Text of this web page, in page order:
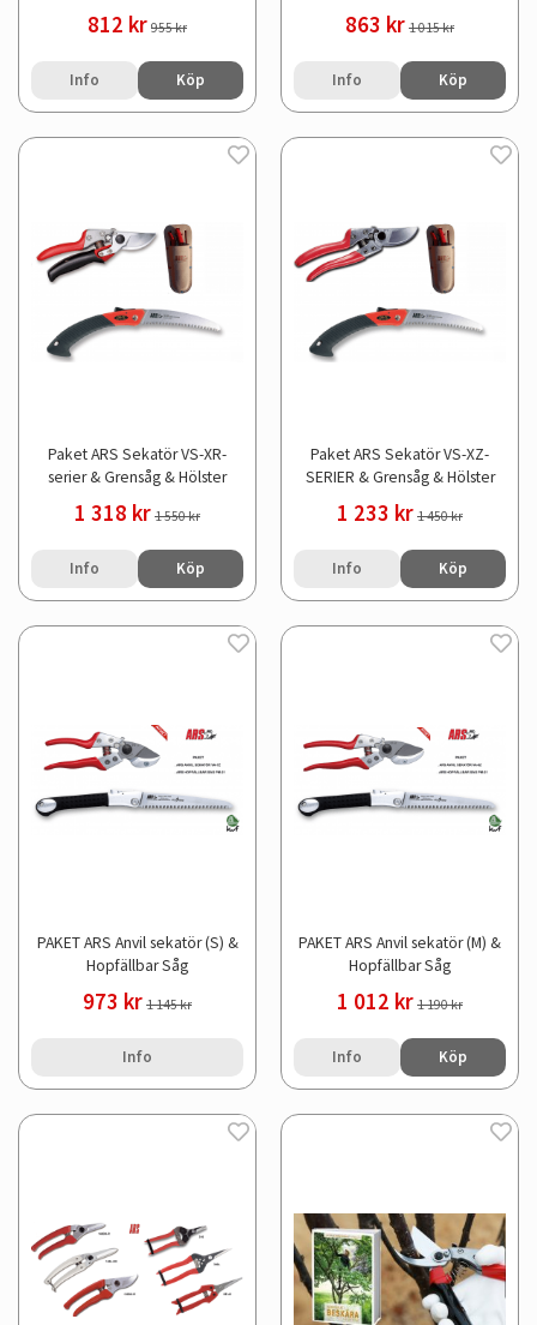
812 kr 955 kr
Info Köp
863 kr 1 015 kr
Info Köp
Paket ARS Sekatör VS-XR-
serier & Grensåg & Hölster
1 318 kr 1 550 kr
Info Köp
Paket ARS Sekatör VS-XZ-
SERIER & Grensåg & Hölster
1 233 kr 1 450 kr
Info Köp
PAKET ARS Anvil sekatör (S) &
Hopfällbar Såg
973 kr 1 145 kr
Info
PAKET ARS Anvil sekatör (M) &
Hopfällbar Såg
1 012 kr 1 190 kr
Info Köp